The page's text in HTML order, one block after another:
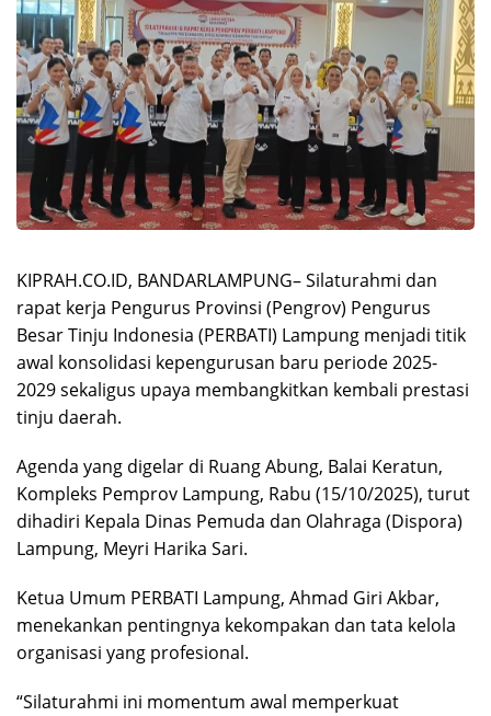
KIPRAH.CO.ID, BANDARLAMPUNG– Silaturahmi dan
rapat kerja Pengurus Provinsi (Pengrov) Pengurus
Besar Tinju Indonesia (PERBATI) Lampung menjadi titik
awal konsolidasi kepengurusan baru periode 2025-
2029 sekaligus upaya membangkitkan kembali prestasi
tinju daerah.
Agenda yang digelar di Ruang Abung, Balai Keratun,
Kompleks Pemprov Lampung, Rabu (15/10/2025), turut
dihadiri Kepala Dinas Pemuda dan Olahraga (Dispora)
Lampung, Meyri Harika Sari.
Ketua Umum PERBATI Lampung, Ahmad Giri Akbar,
menekankan pentingnya kekompakan dan tata kelola
organisasi yang profesional.
“Silaturahmi ini momentum awal memperkuat